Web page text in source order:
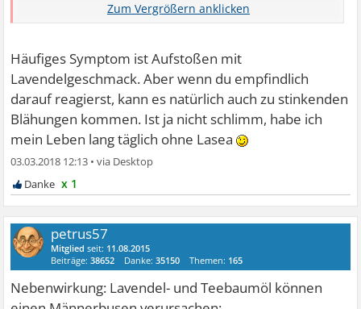
Häufiges Symptom ist Aufstoßen mit
Lavendelgeschmack. Aber wenn du empfindlich
darauf reagierst, kann es natürlich auch zu stinkenden
Blähungen kommen. Ist ja nicht schlimm, habe ich
mein Leben lang täglich ohne Lasea
03.03.2018 12:13 •
x 1
petrus57
Mitglied seit: 11.08.2015
Beiträge:38652 Danke:35150 Themen: 165
Nebenwirkung: Lavendel- und Teebaumöl können